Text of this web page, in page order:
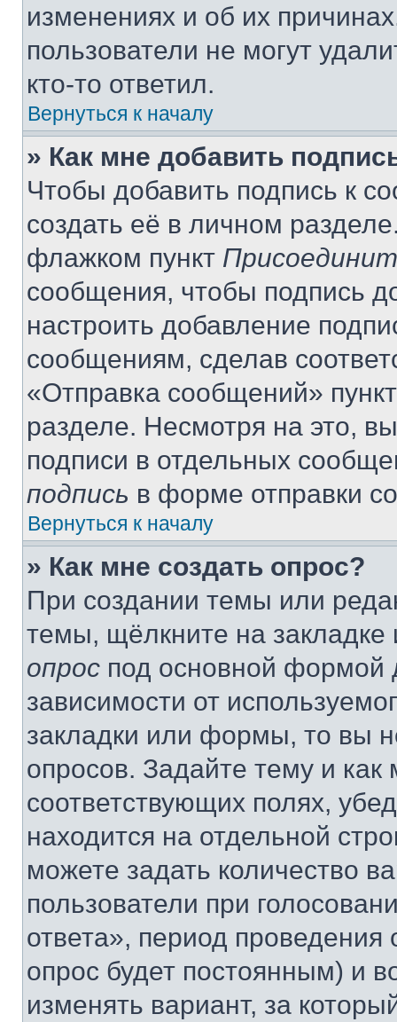
изменениях и об их
пользователи не могут
кто-то ответил.
Вернуться к началу
» Как мне добавить
Чтобы добавить подпись к
создать её в личном
флажком пункт
сообщения, чтобы подпись
настроить добавление
сообщениям, сделав
«Отправка сообщений»
разделе. Несмотря на это,
подписи в отдельных
подпись в форме отправки
Вернуться к началу
» Как мне создать опрос?
При создании темы или
темы, щёлкните на
опрос под основной формой
зависимости от
закладки или формы, то вы
опросов. Задайте тему и
соответствующих полях,
находится на отдельной
можете задать количество
пользователи при
ответа», период проведения
опрос будет постоянным) и
изменять вариант, за